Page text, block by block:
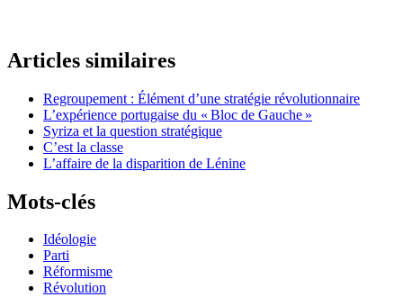
Articles similaires
Regroupement : Élément d’une stratégie révolutionnaire
L’expérience portugaise du « Bloc de Gauche »
Syriza et la question stratégique
C’est la classe
L’affaire de la disparition de Lénine
Mots-clés
Idéologie
Parti
Réformisme
Révolution